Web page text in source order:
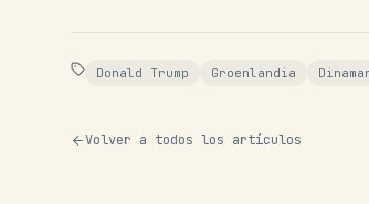
Donald Trump Groenlandia
Volver a todos los artículos